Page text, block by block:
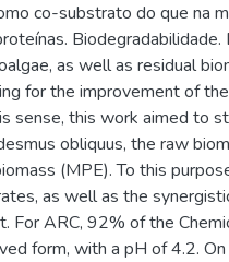
co-substrato do que na
as well as residual
for the improvement of
sense, this work aimed to
obliquus, the raw
(MPE). To this
as well as the
For ARC, 92% of the
form, with a pH of 4.2.